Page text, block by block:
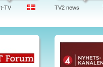
TV TV2 news